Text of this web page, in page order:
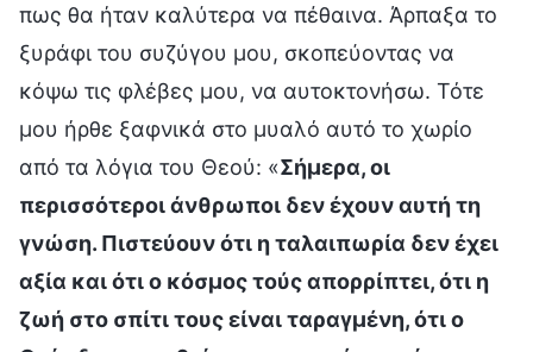
πως θα ήταν καλύτερα να πέθαινα. Άρπαξα το
ξυράφι του συζύγου μου, σκοπεύοντας να
κόψω τις φλέβες μου, να αυτοκτονήσω. Τότε
μου ήρθε ξαφνικά στο μυαλό αυτό το χωρίο
από τα λόγια του Θεού: «Σήμερα, οι
περισσότεροι άνθρωποι δεν έχουν αυτή τη
γνώση. Πιστεύουν ότι η ταλαιπωρία δεν έχει
αξία και ότι ο κόσμος τούς απορρίπτει, ότι η
ζωή στο σπίτι τους είναι ταραγμένη, ότι ο